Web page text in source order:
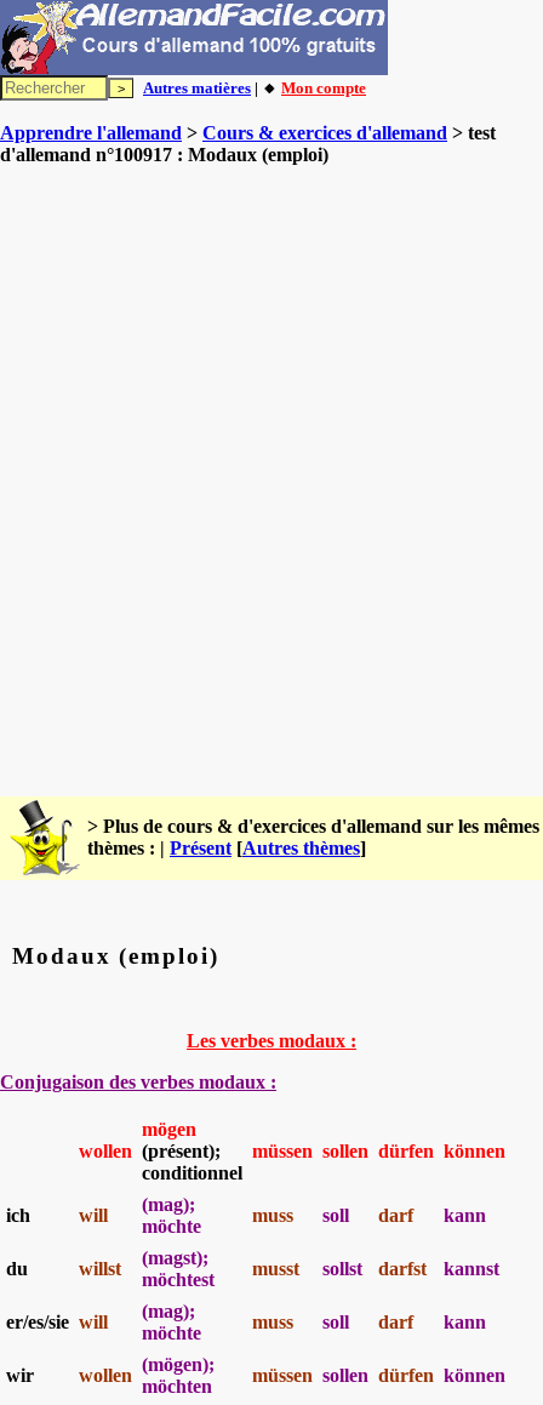
Autres matières | 🔸 Mon compte
Apprendre l'allemand > Cours & exercices d'allemand > test
d'allemand n°100917 : Modaux (emploi)
> Plus de cours & d'exercices d'allemand sur les mêmes
thèmes : | Présent [Autres thèmes]
Modaux (emploi)
Les verbes modaux :
Conjugaison des verbes modaux :
wollen
mögen
(présent);
conditionnel
müssen sollen dürfen können
ich will
(mag);
möchte
muss soll darf kann
du willst
(magst);
möchtest
musst sollst darfst kannst
er/es/sie will
(mag);
möchte
muss soll darf kann
wir wollen
(mögen);
möchten
müssen sollen dürfen können